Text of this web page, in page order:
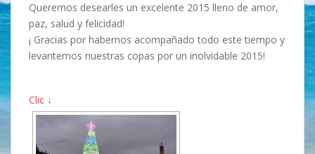
Queremos desearles un excelente 2015 lleno de amor,
paz, salud y felicidad!
¡ Gracias por habernos acompañado todo este tiempo y
levantemos nuestras copas por un inolvidable 2015!
Clic ↓